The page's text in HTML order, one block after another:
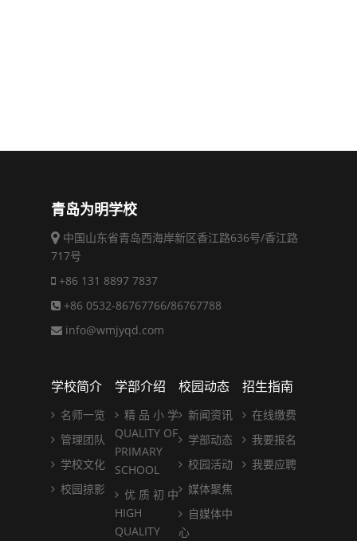
青岛为明学校
中国山东省青岛西海岸新区香江路636号/香江路
717号
+86 131 8897 7837
+86 0532-86767766/86767788
info@wmjyqd.com
学校简介
名师一览
管理团队
学校文化
校园掠影
学部介绍
精 品 小 学
QUALITY OF
PRIMARY
SCHOOL
优 质 初 中
HIGH
QUALITY
校园动态
新闻资讯
学部动态
校园活动
媒体聚焦
自媒体中
心
招生指南
在线缴费
我要报名
我要应聘